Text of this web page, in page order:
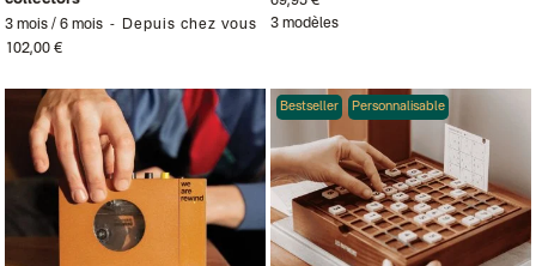
3 mois / 6 mois
Depuis chez vous
102,00 €
3 modèles
Bestseller Personnalisable